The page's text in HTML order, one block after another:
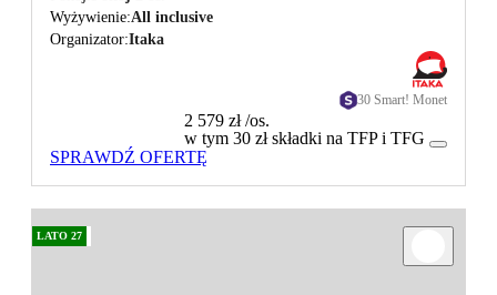
Wyżywienie All inclusive
Organizator Itaka
30 Smart! Monet
2 579 zł/os.
w tym 30 zł składki na TFP i TFG
SPRAWDŹ OFERTĘ
LATO 27